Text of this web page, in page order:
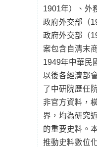
1901年）、外
政府外交部（
政府外交部（
案包含自清末
1949年中華民
以後各經濟部
了中研院歷任
非官方資料，
界，均為研究
的重要史料。
推動史料數位